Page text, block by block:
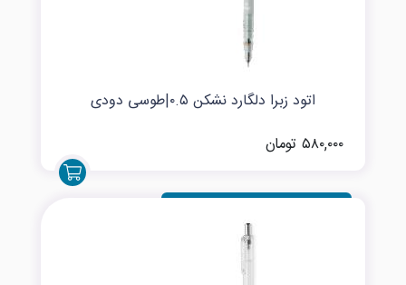
اتود زبرا دلگارد نشکن ۰.۵|طوسی دودی
۵۸۰,۰۰۰ تومان